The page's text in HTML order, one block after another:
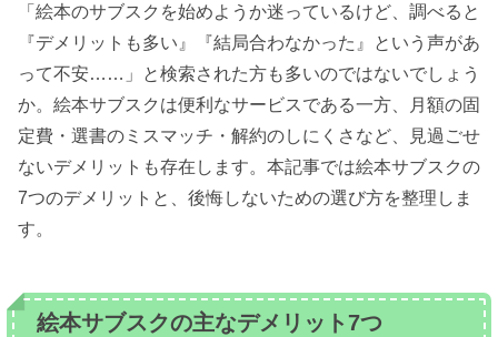
「絵本のサブスクを始めようか迷っているけど、調べると
『デメリットも多い』『結局合わなかった』という声があ
って不安……」と検索された方も多いのではないでしょう
か。絵本サブスクは便利なサービスである一方、月額の固
定費・選書のミスマッチ・解約のしにくさなど、見過ごせ
ないデメリットも存在します。本記事では絵本サブスクの
7つのデメリットと、後悔しないための選び方を整理しま
す。
絵本サブスクの主なデメリット7つ